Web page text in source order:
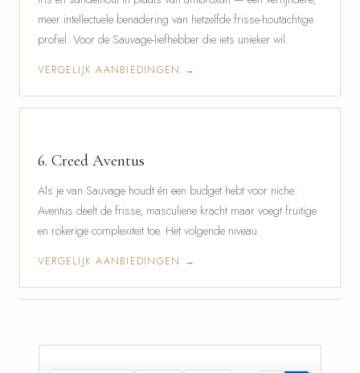
meer intellectuele benadering van hetzelfde frisse-houtachtige
profiel. Voor de Sauvage-liefhebber die iets unieker wil.
VERGELIJK AANBIEDINGEN →
6. Creed Aventus
Als je van Sauvage houdt én een budget hebt voor niche:
Aventus deelt de frisse, masculiene kracht maar voegt fruitige
en rokerige complexiteit toe. Het volgende niveau.
VERGELIJK AANBIEDINGEN →